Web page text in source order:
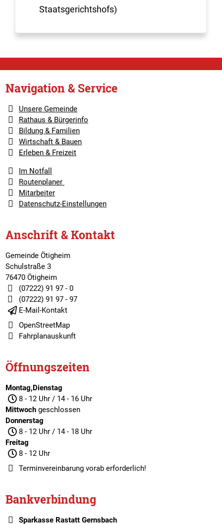
Staatsgerichtshofs)
Navigation & Service
Unsere Gemeinde
Rathaus & Bürgerinfo
Bildung & Familien
Wirtschaft & Bauen
Erleben & Freizeit
Im Notfall
Routenplaner
Mitarbeiter
Datenschutz-Einstellungen
Anschrift & Kontakt
Gemeinde Ötigheim
Schulstraße 3
76470 Ötigheim
(07222) 91 97 - 0
(07222) 91 97 - 97
E-Mail-Kontakt
OpenStreetMap
Fahrplanauskunft
Öffnungszeiten
Montag,Dienstag
8 - 12 Uhr / 14 - 16 Uhr
Mittwochgeschlossen
Donnerstag
8 - 12 Uhr / 14 - 18 Uhr
Freitag
8 - 12 Uhr
Terminvereinbarungvorab erforderlich!
Bankverbindung
Sparkasse Rastatt Gernsbach